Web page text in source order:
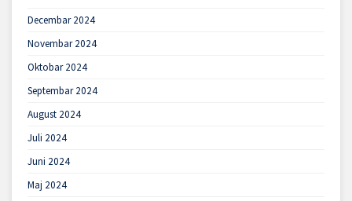
Decembar 2024
Novembar 2024
Oktobar 2024
Septembar 2024
August 2024
Juli 2024
Juni 2024
Maj 2024